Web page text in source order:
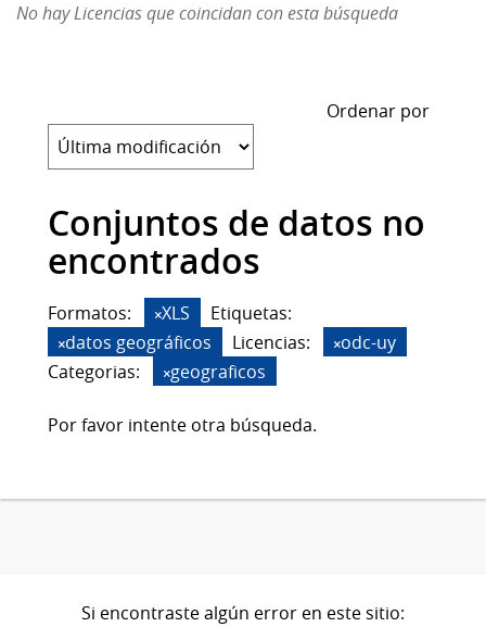
No hay Licencias que coincidan con esta búsqueda
Ordenar por
Conjuntos de datos no
encontrados
Formatos: XLS
Etiquetas:
datos geográficos
Licencias:
odc-uy
Categorias:
geograficos
Por favor intente otra búsqueda.
Si encontraste algún error en este sitio: